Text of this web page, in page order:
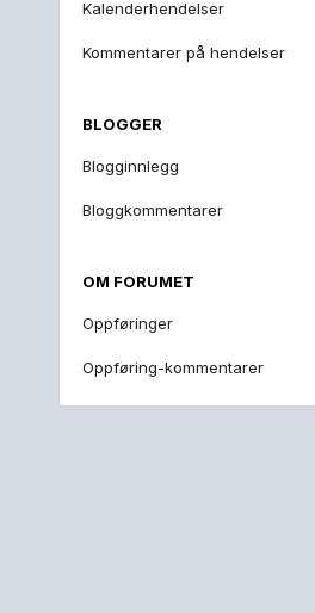
Kalenderhendelser
Kommentarer på hendelser
BLOGGER
Blogginnlegg
Bloggkommentarer
OM FORUMET
Oppføringer
Oppføring-kommentarer